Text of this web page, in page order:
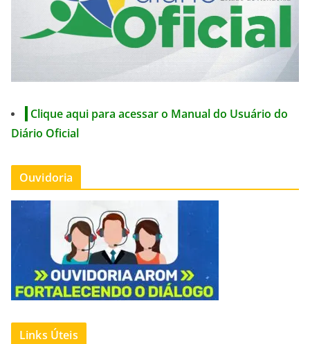
Clique aqui para acessar o Manual do Usuário do
Diário Oficial
Ouvidoria
Links Úteis